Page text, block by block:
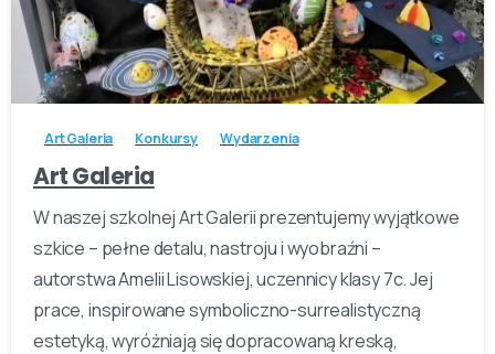
-
Art Galeria Konkursy Wydarzenia
Art Galeria
W naszej szkolnej Art Galerii prezentujemy wyjątkowe
szkice – pełne detalu, nastroju i wyobraźni –
autorstwa Amelii Lisowskiej, uczennicy klasy 7c. Jej
prace, inspirowane symboliczno-surrealistyczną
estetyką, wyróżniają się dopracowaną kreską,